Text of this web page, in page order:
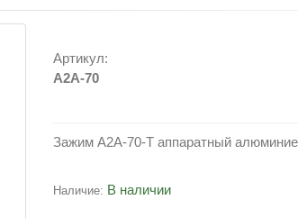
Артикул:
A2A-70
Зажим А2А-70-Т аппаратный
Наличие: В наличии